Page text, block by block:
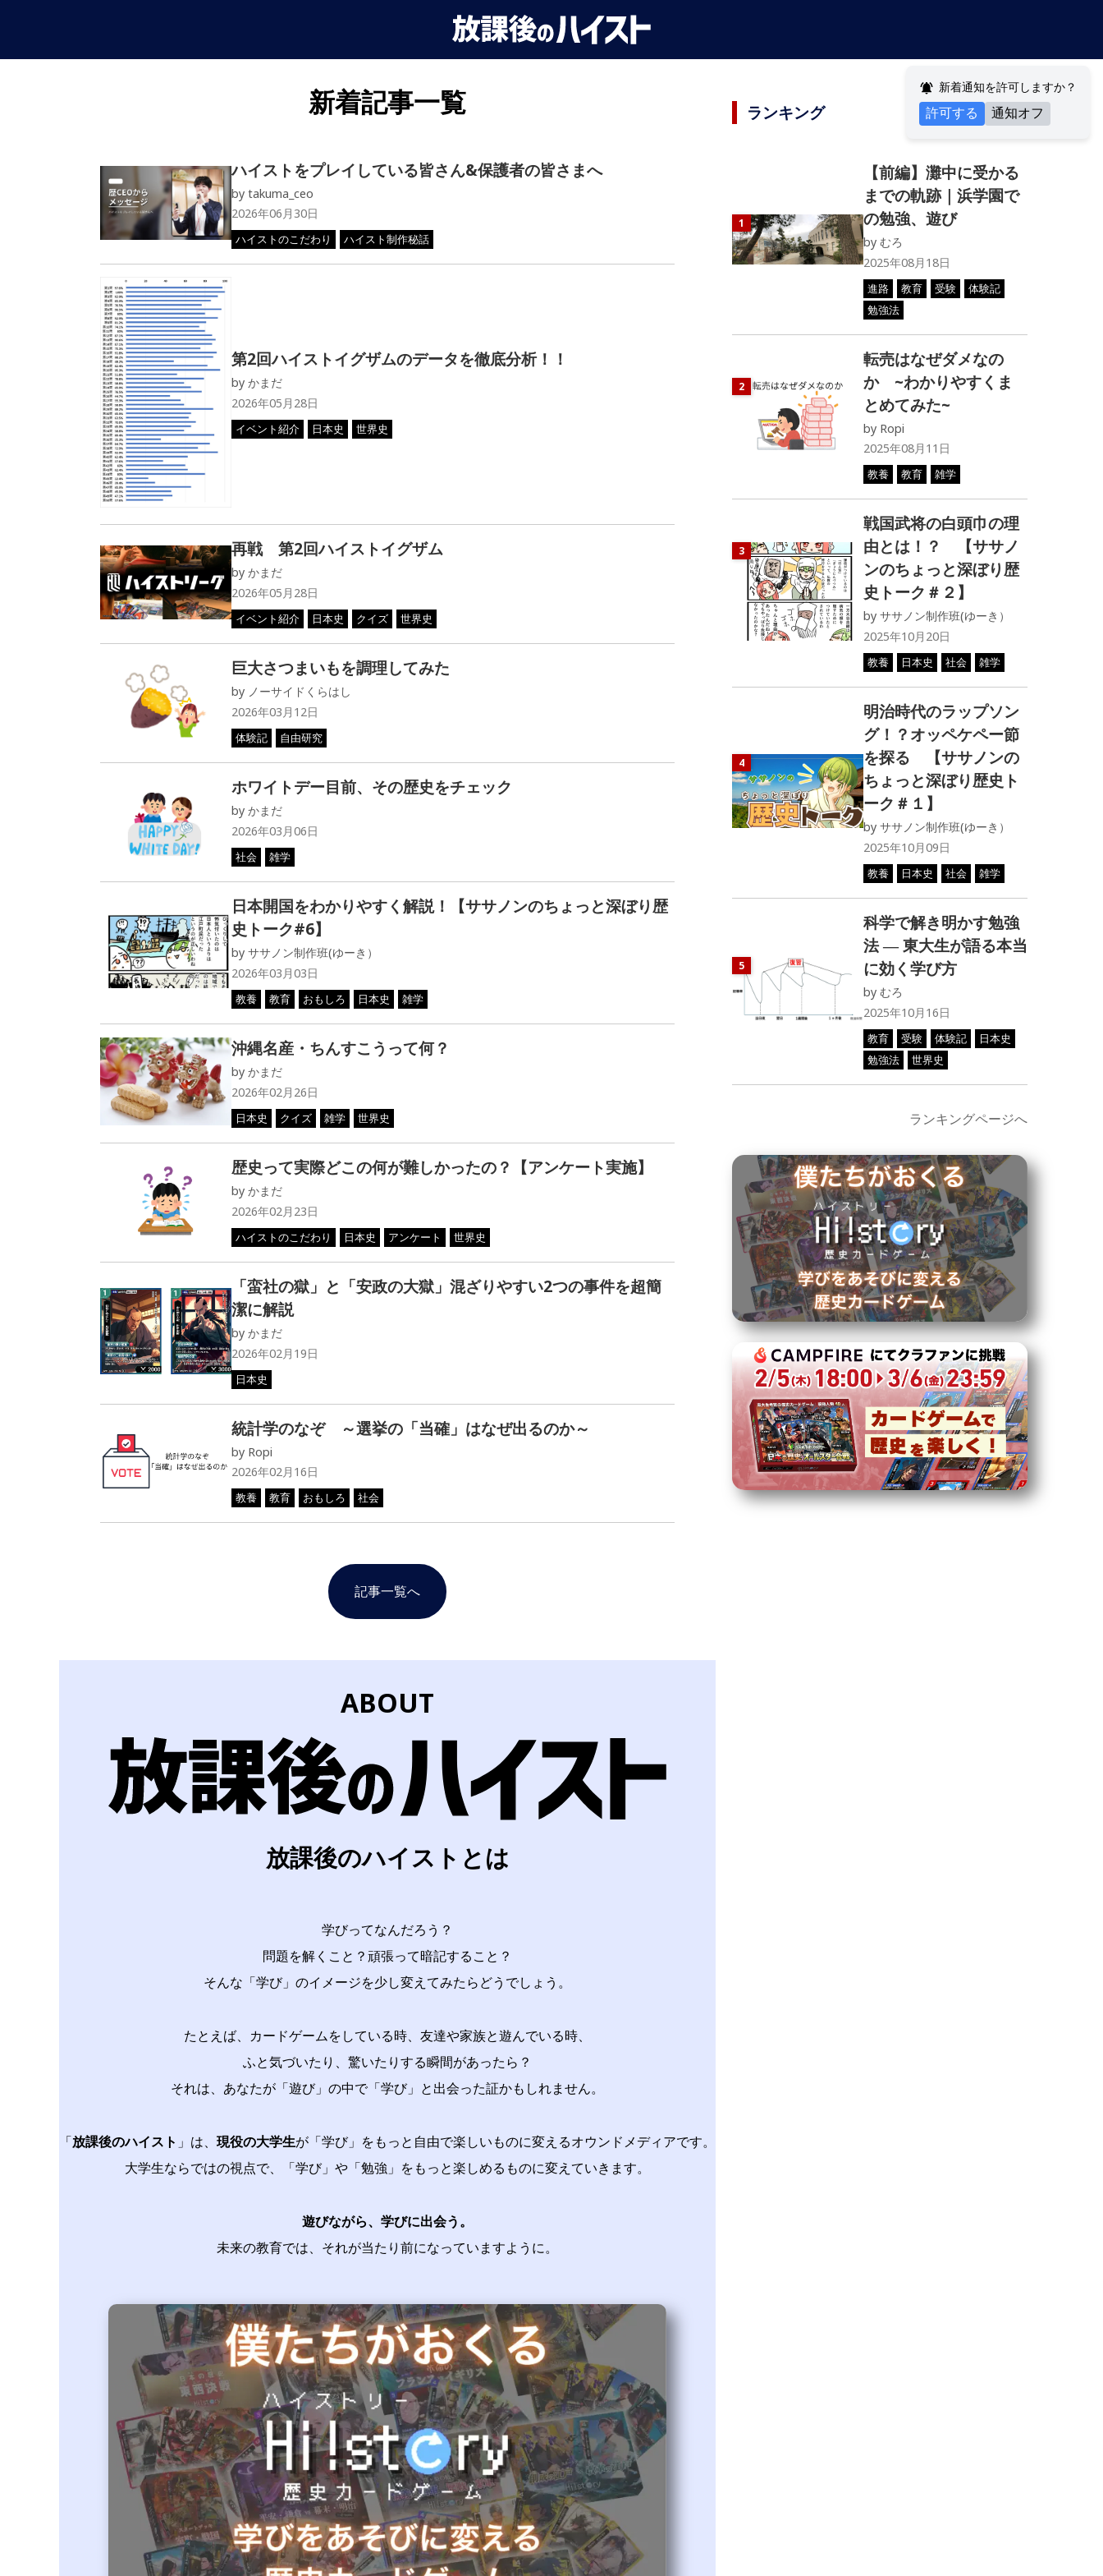
新着通知を許可しますか？
許可する 通知オフ
新着記事一覧
ハイストをプレイしている皆さん&保護者の皆さまへ
by takuma_ceo
2026年06月30日
ハイストのこだわり ハイスト制作秘話
第2回ハイストイグザムのデータを徹底分析！！
by かまだ
2026年05月28日
イベント紹介 日本史 世界史
再戦 第2回ハイストイグザム
by かまだ
2026年05月28日
イベント紹介 日本史 クイズ 世界史
巨大さつまいもを調理してみた
by ノーサイドくらはし
2026年03月12日
体験記 自由研究
ホワイトデー目前、その歴史をチェック
by かまだ
2026年03月06日
社会 雑学
日本開国をわかりやすく解説！【ササノンのちょっと深ぼり歴
史トーク#6】
by ササノン制作班(ゆーき）
2026年03月03日
教養 教育 おもしろ 日本史 雑学
沖縄名産・ちんすこうって何？
by かまだ
2026年02月26日
日本史 クイズ 雑学 世界史
歴史って実際どこの何が難しかったの？【アンケート実施】
by かまだ
2026年02月23日
ハイストのこだわり 日本史 アンケート 世界史
「蛮社の獄」と「安政の大獄」混ざりやすい2つの事件を超簡
潔に解説
by かまだ
2026年02月19日
日本史
統計学のなぞ ～選挙の「当確」はなぜ出るのか～
by Ropi
2026年02月16日
教養 教育 おもしろ 社会
記事一覧へ
ABOUT
放課後のハイストとは
学びってなんだろう？
問題を解くこと？頑張って暗記すること？
そんな「学び」のイメージを少し変えてみたらどうでしょう。
たとえば、カードゲームをしている時、 友達や家族と遊んでいる時、
ふと気づいたり、驚いたりする瞬間があったら？
それは、あなたが「遊び」の中で「学び」と出会った証かもしれません。​​​
「放課後のハイスト 」は、 現役の大学生が 「学び」をもっと自由で楽しいものに変えるオウンドメディアです。
大学生ならではの視点で、
「学び」や「勉強」をもっと楽しめるものに変えていきます。
遊びながら、学びに出会う。
未来の教育では、 それが当たり前になっていますように。​​
ランキング
1
【前編】灘中に受かる
までの軌跡｜浜学園で
の勉強、遊び
by むろ
2025年08月18日
進路 教育 受験
体験記
勉強法
2
転売はなぜダメなの
か ~わかりやすくま
とめてみた~
by Ropi
2025年08月11日
教養 教育 雑学
3
戦国武将の白頭巾の理
由とは！？ 【ササノ
ンのちょっと深ぼり歴
史トーク＃２】
by ササノン制作班(ゆーき）
2025年10月20日
教養 日本史 社会 雑学
4
明治時代のラップソン
グ！？オッペケペー節
を探る 【ササノンの
ちょっと深ぼり歴史ト
ーク＃１】
by ササノン制作班(ゆーき）
2025年10月09日
教養 日本史 社会 雑学
5
科学で解き明かす勉強
法 ― 東大生が語る本当
に効く学び方
by むろ
2025年10月16日
教育 受験 体験記
日本史
勉強法
世界史
ランキングページへ